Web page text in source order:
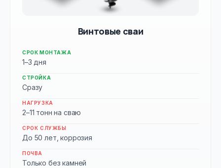
Винтовые сваи
СРОК МОНТАЖА
1–3 дня
СТРОЙКА
Сразу
НАГРУЗКА
2–11 тонн на сваю
СРОК СЛУЖБЫ
До 50 лет, коррозия
ПОЧВА
Только без камней